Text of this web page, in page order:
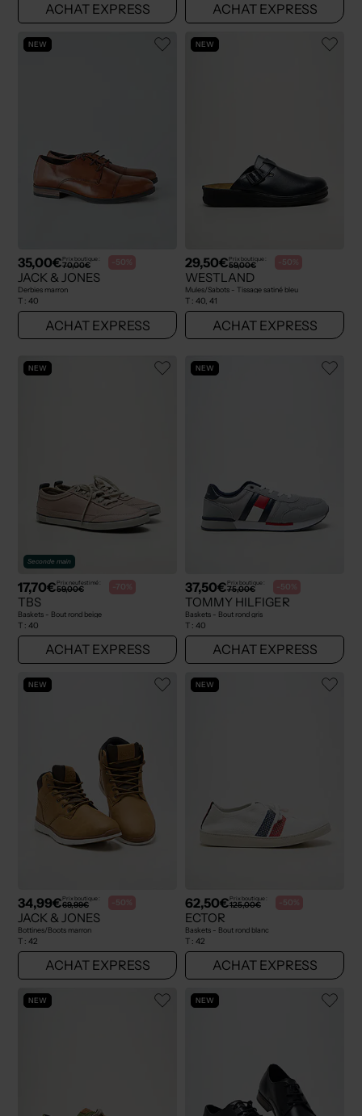
ACHAT EXPRESS ACHAT EXPRESS
NEW
35,00€Prix boutique :
70,00€ -50%
JACK & JONES
Derbies marron
T : 40
ACHAT EXPRESS
NEW
29,50€Prix boutique :
59,00€ -50%
WESTLAND
Mules/Sabots - Tissage satiné bleu
T : 40, 41
ACHAT EXPRESS
NEW
Seconde main
17,70€Prix neuf estimé :
59,00€ -70%
TBS
Baskets - Bout rond beige
T : 40
ACHAT EXPRESS
NEW
37,50€Prix boutique :
75,00€ -50%
TOMMY HILFIGER
Baskets - Bout rond gris
T : 40
ACHAT EXPRESS
NEW
34,99€Prix boutique :
69,99€ -50%
JACK & JONES
Bottines/Boots marron
T : 42
ACHAT EXPRESS
NEW
62,50€Prix boutique :
125,00€ -50%
ECTOR
Baskets - Bout rond blanc
T : 42
ACHAT EXPRESS
NEW NEW